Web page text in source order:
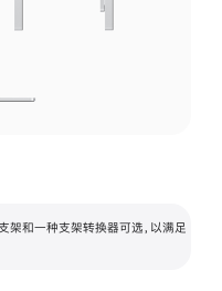
和一种支架转换器可选，以满足